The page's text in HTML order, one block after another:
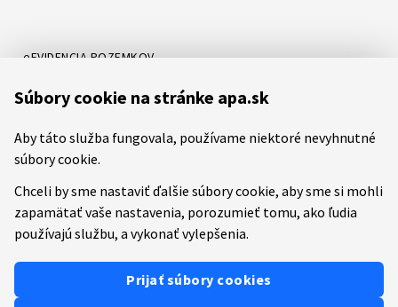
Súbory cookie na stránke apa.sk
Aby táto služba fungovala, používame niektoré nevyhnutné
súbory cookie.
Chceli by sme nastaviť ďalšie súbory cookie, aby sme si mohli
zapamätať vaše nastavenia, porozumieť tomu, ako ľudia
používajú službu, a vykonať vylepšenia.
Prijať súbory cookies
eEVIDENCIA POZEMKOV
Systém LORI
Systém ITMS
Etický kódex Mapa stránok RSS Youtube Facebook
Predchádzajúca verzia stránky
Prevádzkovateľom služby jePôdohospodárska platobná
agentúra (PPA)